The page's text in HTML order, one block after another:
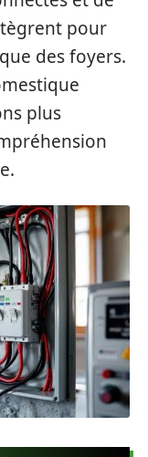
pour
des foyers.
plus